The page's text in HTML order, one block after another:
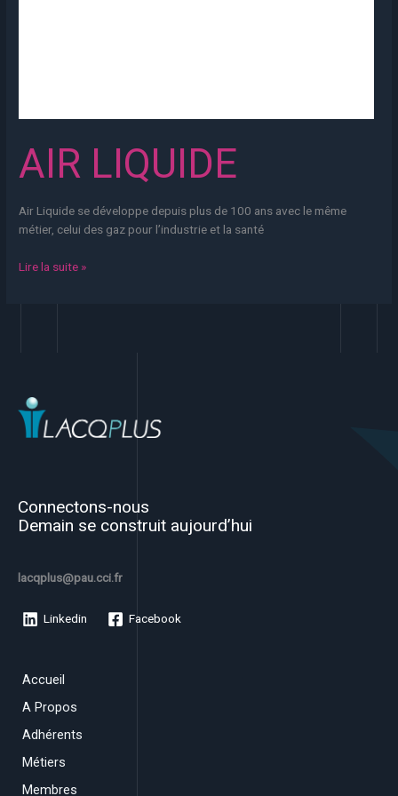
AIR LIQUIDE
Air Liquide se développe depuis plus de 100 ans avec le même
métier, celui des gaz pour l’industrie et la santé
Lire la suite »
Connectons-nous
Demain se construit aujourd’hui
lacqplus@pau.cci.fr
Linkedin Facebook
Accueil
A Propos
Adhérents
Métiers
Membres